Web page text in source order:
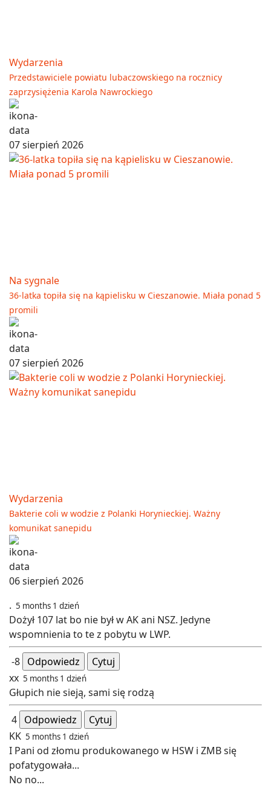
Wydarzenia
Przedstawiciele powiatu lubaczowskiego na rocznicy
zaprzysiężenia Karola Nawrockiego
07 sierpień 2026
Na sygnale
36-latka topiła się na kąpielisku w Cieszanowie. Miała ponad 5
promili
07 sierpień 2026
Wydarzenia
Bakterie coli w wodzie z Polanki Horynieckiej. Ważny
komunikat sanepidu
06 sierpień 2026
. 5 months 1 dzień
Dożył 107 lat bo nie był w AK ani NSZ. Jedyne
wspomnienia to te z pobytu w LWP.
-8 Odpowiedz
Cytuj
xx 5 months 1 dzień
Głupich nie sieją, sami się rodzą
4 Odpowiedz
Cytuj
KK 5 months 1 dzień
I Pani od złomu produkowanego w HSW i ZMB się
pofatygowała...
No no...